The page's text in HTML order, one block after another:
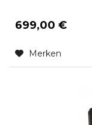
699,00 €
Merken